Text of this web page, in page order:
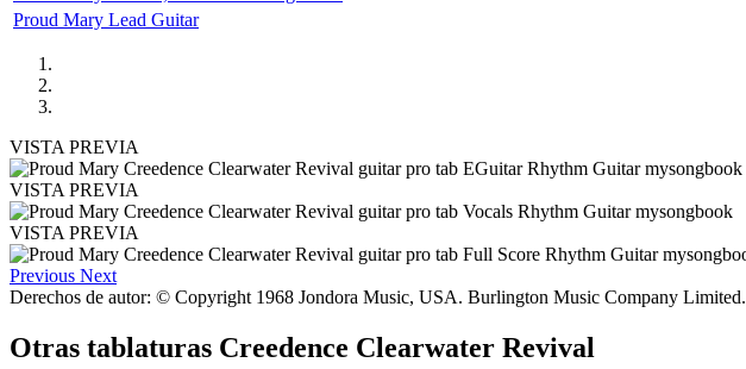
Proud Mary Lead Guitar
VISTA PREVIA
VISTA PREVIA
VISTA PREVIA
Previous Next
Derechos de autor: © Copyright 1968 Jondora Music, USA. Burlington Music Company Limited.
Otras tablaturas Creedence Clearwater Revival